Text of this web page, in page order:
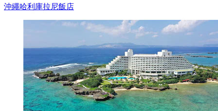
沖繩哈利庫拉尼飯店